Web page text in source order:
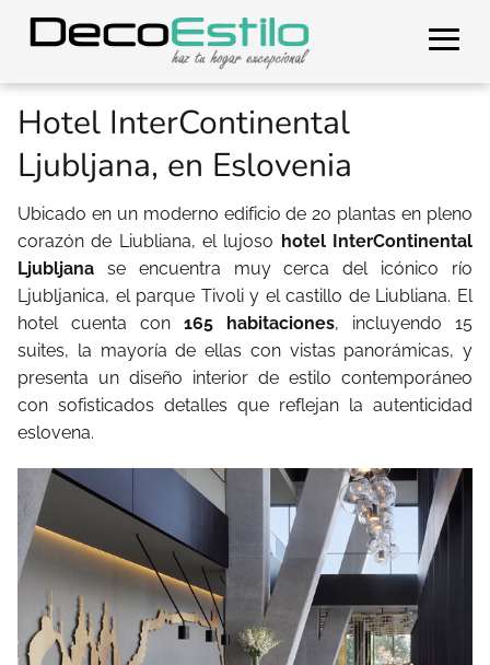
Hotel InterContinental
Ljubljana, en Eslovenia
Ubicado en un moderno edificio de 20 plantas en pleno
corazón de Liubliana, el lujoso hotel InterContinental
Ljubljana se encuentra muy cerca del icónico río
Ljubljanica, el parque Tivoli y el castillo de Liubliana. El
hotel cuenta con 165 habitaciones, incluyendo 15
suites, la mayoría de ellas con vistas panorámicas, y
presenta un diseño interior de estilo contemporáneo
con sofisticados detalles que reflejan la autenticidad
eslovena.